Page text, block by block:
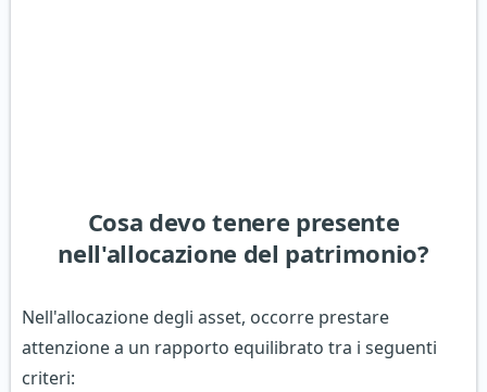
Cosa devo tenere presente
nell'allocazione del patrimonio?
Nell'allocazione degli asset, occorre prestare
attenzione a un rapporto equilibrato tra i seguenti
criteri: